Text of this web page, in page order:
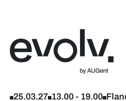
Deelnemende bedrijven
Verder studeren &
25.03.27 13.00 - 19.00